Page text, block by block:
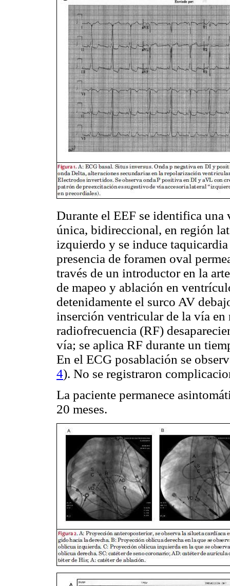
Durante el EEF se identifica
única, bidireccional, en región
izquierdo y se induce
presencia de foramen oval
través de un introductor en la
de mapeo y ablación en
detenidamente el surco AV
inserción ventricular de la vía
radiofrecuencia (RF)
vía; se aplica RF durante un
En el ECG posablación se
4). No se registraron
La paciente permanece
20 meses.